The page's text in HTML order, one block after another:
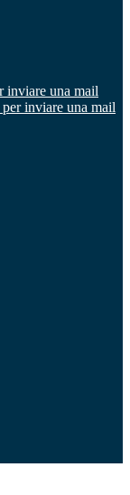
inviare una mail
inviare una mail